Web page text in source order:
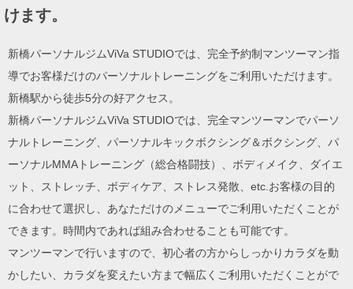
けます。
新橋パーソナルジムViVa STUDIOでは、完全予約制マンツーマン指
導でお客様だけのパーソナルトレーニングをご利用いただけます。
新橋駅から徒歩5分の好アクセス。
新橋パーソナルジムViVa STUDIOでは、完全マンツーマンでパーソ
ナルトレーニング、パーソナルキックボクシング＆ボクシング、パ
ーソナルMMAトレーニング（総合格闘技）、ボディメイク、ダイエ
ット、ストレッチ、ボディケア、ストレス発散、etc.お客様の目的
に合わせて選択し、あなただけのメニューでご利用いただくことが
できます。時間内であれば組み合わせることも可能です。
マンツーマンで行いますので、初心者の方からしっかりカラダを動
かしたい、カラダを変えたい方まで幅広くご利用いただくことがで